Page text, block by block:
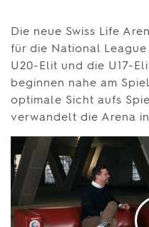
Die neue Swiss Life
für die Na­tio­nal
U20-Elit und die U17-
beginnen nahe am
optimale Sicht aufs
verwandelt die Arena